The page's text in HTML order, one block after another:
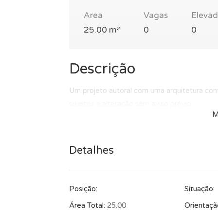
Area
25.00 m²
Vagas
0
0
Descrição
Um projeto autoral com uma arquitetura
Detalhes
Posição:
Área Total: 25.00
Situação: